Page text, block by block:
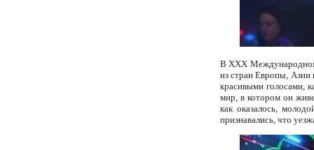
В XXX Международном
из стран Европы, Азии
красивыми голосами,
мир, в котором он
как оказалось,
признавались, что